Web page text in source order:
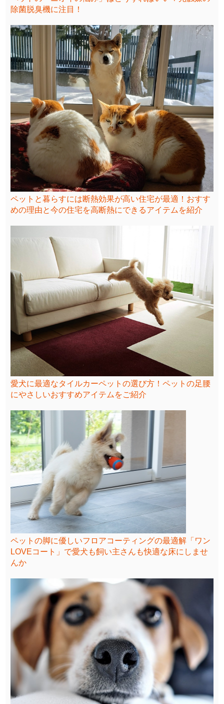
除菌脱臭機に注目！
ペットと暮らすには断熱効果が高い住宅が最適！おすす
めの理由と今の住宅を高断熱にできるアイテムを紹介
愛犬に最適なタイルカーペットの選び方！ペットの足腰
にやさしいおすすめアイテムをご紹介
ペットの脚に優しいフロアコーティングの最適解「ワン
LOVEコート」で愛犬も飼い主さんも快適な床にしませ
んか